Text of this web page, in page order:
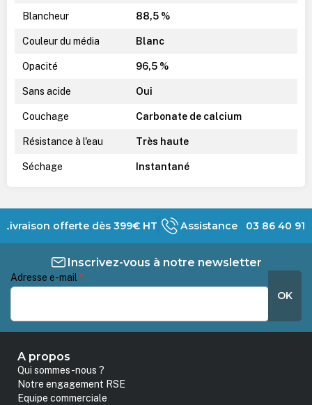
Blancheur 88,5 %
Couleur du média Blanc
Opacité 96,5 %
Sans acide Oui
Couchage Carbonate de calcium
Résistance à l'eau Très haute
Séchage Instantané
Livraison offerte dès 399€ HT Assistance 03 86 40 91
Inscrivez-vous à notre newsletter
Adresse e-mail *
OK
A propos
Qui sommes-nous ?
Notre engagement RSE
Equipe commerciale